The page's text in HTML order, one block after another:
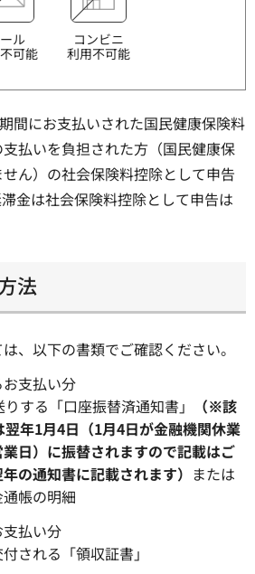
ル
可能
コンビニ
利用不可能
間にお支払いされた国民健康保険料
払いを負担された方（国民健康保
ん）の社会保険料控除として申告
金は社会保険料控除として申告は
法
、以下の書類でご確認ください。
支払い分
する「口座振替済通知書」
（※該
翌年1月4日（1月4日が金融機関休業
日）に振替されますので記載はご
の通知書に記載されます） または
帳の明細
払い分
される「領収証書」